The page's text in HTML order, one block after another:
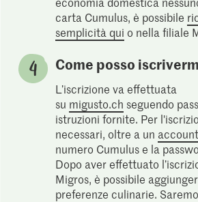
carta Cumulus, è possibile
semplicità qui o nella filiale
Come posso
L’iscrizione va effettuata
su migusto.ch seguendo
istruzioni fornite. Per
necessari, oltre a un
numero Cumulus e la
Dopo aver effettuato
Migros, è possibile
preferenze culinarie.